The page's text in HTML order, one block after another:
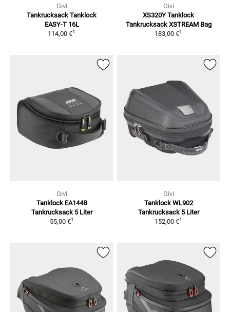
Givi
Tankrucksack Tanklock
EASY-T 16L
114,00 €1
Givi
XS320Y Tanklock
Tankrucksack XSTREAM Bag
183,00 €1
Givi
Tanklock EA144B
Tankrucksack 5 Liter
55,00 €1
Givi
Tanklock WL902
Tankrucksack 5 Liter
152,00 €1